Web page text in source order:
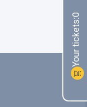
shopping_cart
Your tickets:
0